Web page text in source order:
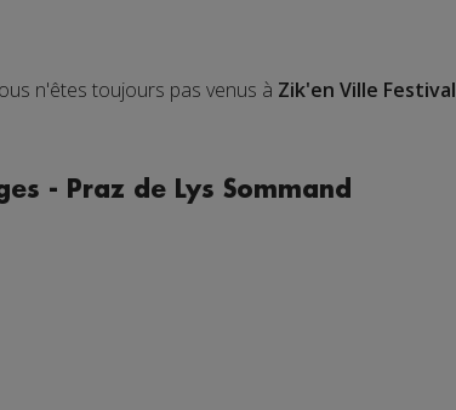
n'êtes toujours pas venus à Zik'en Ville Festival
- Praz de Lys Sommand